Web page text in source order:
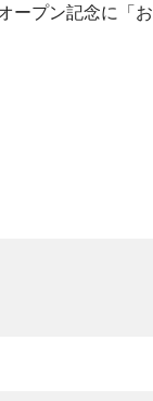
ープン記念に「お